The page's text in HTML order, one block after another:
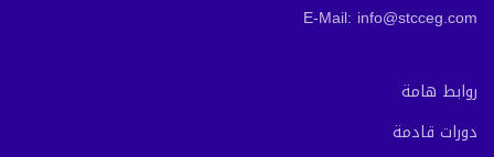
E-Mail: info@stcceg.com
روابط هامة
دورات قادمة